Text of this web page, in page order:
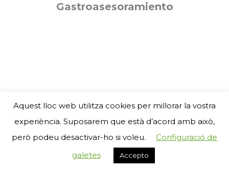
Gastroasesoramiento
Aquest lloc web utilitza cookies per millorar la vostra
experiència. Suposarem que està d’acord amb això,
però podeu desactivar-ho si voleu.
Configuració de
galetes
Accepto